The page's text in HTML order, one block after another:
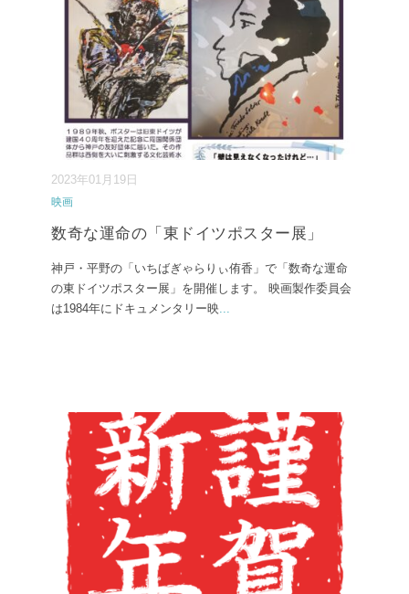
2023年01月19日
映画
数奇な運命の「東ドイツポスター展」
神戸・平野の「いちばぎゃらりぃ侑香」で「数奇な運命
の東ドイツポスター展」を開催します。 映画製作委員会
は1984年にドキュメンタリー映